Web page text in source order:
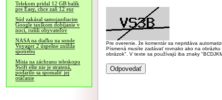
Telekom pridal 12 GB balík
pre Easy, chce zaň 12 eur
Súd zakázal samojazdiacim
Google taxíkom dobíjanie v
noci, rušili obyvateľov
NASA na diaľku na sonde
Voyager 2 úspešne znížila
spotrebu
Misia na záchranu teleskopu
Swift ešte nie je stratená,
podarilo sa spomaliť jej
otáčanie
Pre overenie, že komentár sa nepridáva
Písmená musíte zadávať rovnako ako na
obrázok". V texte sa používajú iba znaky